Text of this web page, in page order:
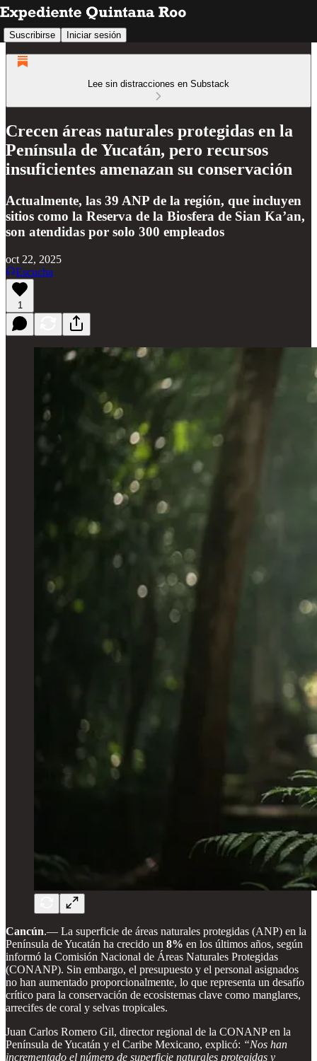
Suscribirse Iniciar sesión
Lee sin distracciones en Substack
Crecen áreas naturales protegidas en la
Península de Yucatán, pero recursos
insuficientes amenazan su conservación
Actualmente, las 39 ANP de la región, que incluyen
sitios como la Reserva de la Biosfera de Sian Ka’an,
son atendidas por solo 300 empleados
oct 22, 2025
Escucha
1
Cancún.— La superficie de áreas naturales protegidas (ANP) en la
Península de Yucatán ha crecido un 8% en los últimos años, según
informó la Comisión Nacional de Áreas Naturales Protegidas
(CONANP). Sin embargo, el presupuesto y el personal asignados
no han aumentado proporcionalmente, lo que representa un desafío
crítico para la conservación de ecosistemas clave como manglares,
arrecifes de coral y selvas tropicales.
Juan Carlos Romero Gil, director regional de la CONANP en la
Península de Yucatán y el Caribe Mexicano, explicó: “Nos han
incrementado el número de superficie naturales protegidas y